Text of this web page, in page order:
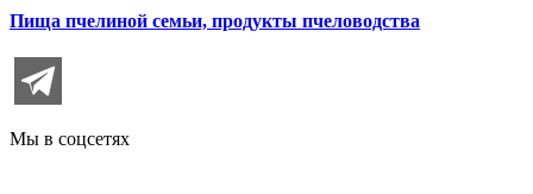
Пища пчелиной семьи, продукты пчеловодства
Мы в соцсетях